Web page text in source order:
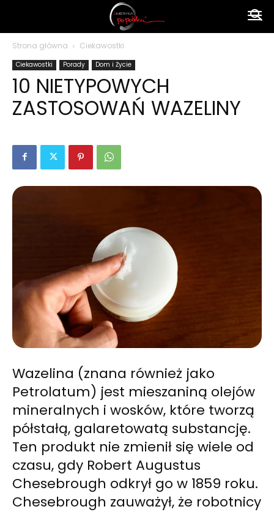
Strona główna Ciekawostki
Ciekawostki Porady Dom i Życie
10 NIETYPOWYCH
ZASTOSOWAŃ WAZELINY
Wazelina (znana również jako
Petrolatum) jest mieszaniną olejów
mineralnych i wosków, które tworzą
półstałą, galaretowatą substancję.
Ten produkt nie zmienił się wiele od
czasu, gdy Robert Augustus
Chesebrough odkrył go w 1859 roku.
Chesebrough zauważył, że robotnicy